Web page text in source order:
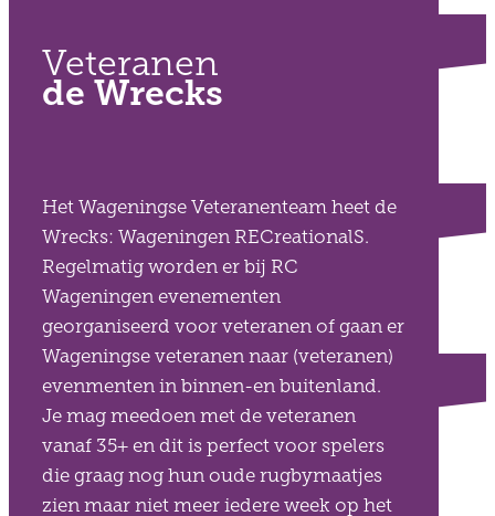
Veteranen
de Wrecks
Het Wageningse Veteranenteam heet de
Wrecks: Wageningen RECreationalS.
Regelmatig worden er bij RC
Wageningen evenementen
georganiseerd voor veteranen of gaan er
Wageningse veteranen naar (veteranen)
evenmenten in binnen-en buitenland.
Je mag meedoen met de veteranen
vanaf 35+ en dit is perfect voor spelers
die graag nog hun oude rugbymaatjes
zien maar niet meer iedere week op het